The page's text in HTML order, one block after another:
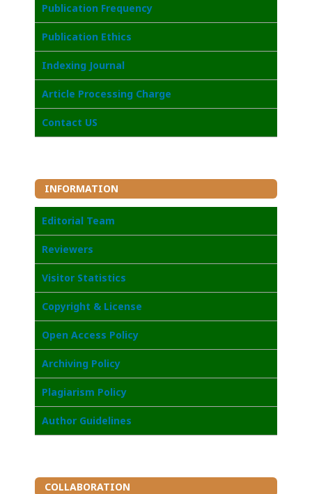
Publication Frequency
Publication Ethics
Indexing Journal
Article Processing Charge
Contact US
INFORMATION
Editorial Team
Reviewers
Visitor Statistics
Copyright & License
Open Access Policy
Archiving Policy
Plagiarism Policy
Author Guidelines
COLLABORATION